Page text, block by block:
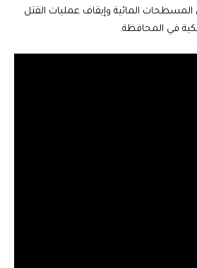
المسطحات المائية وإيقاف عمليات القتل
في المحافظة.